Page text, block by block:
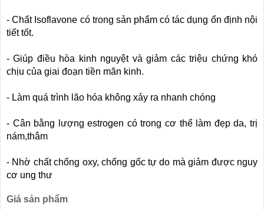
- Chất Isoflavone có trong sản phẩm có tác dụng ổn định nội
tiết tốt.
- Giúp điều hòa kinh nguyệt và giảm các triệu chứng khó
chịu của giai đoạn tiền mãn kinh.
- Làm quá trình lão hóa không xảy ra nhanh chóng
- Cân bằng lượng estrogen có trong cơ thể làm đẹp da, trị
nám,thâm
- Nhờ chất chống oxy, chống gốc tự do mà giảm được nguy
cơ ung thư
Giá sản phẩm
❅